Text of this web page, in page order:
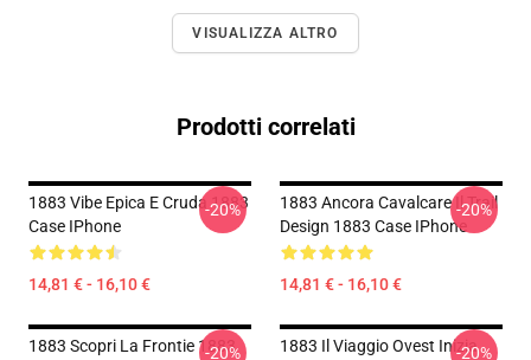
VISUALIZZA ALTRO
Prodotti correlati
1883 Vibe Epica E Cruda 1883
Case IPhone
14,81 € - 16,10 €
-20%
1883 Ancora Cavalcare Il Trail
Design 1883 Case IPhone
14,81 € - 16,10 €
-20%
1883 Scopri La Frontie 1883
-20%
1883 Il Viaggio Ovest Inizia
-20%